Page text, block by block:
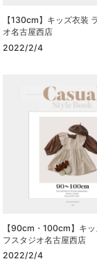
【130cm】キッズ衣装
オ名古屋西店
2022/2/4
【90cm・100cm】キッ
フスタジオ名古屋西店
2022/2/4